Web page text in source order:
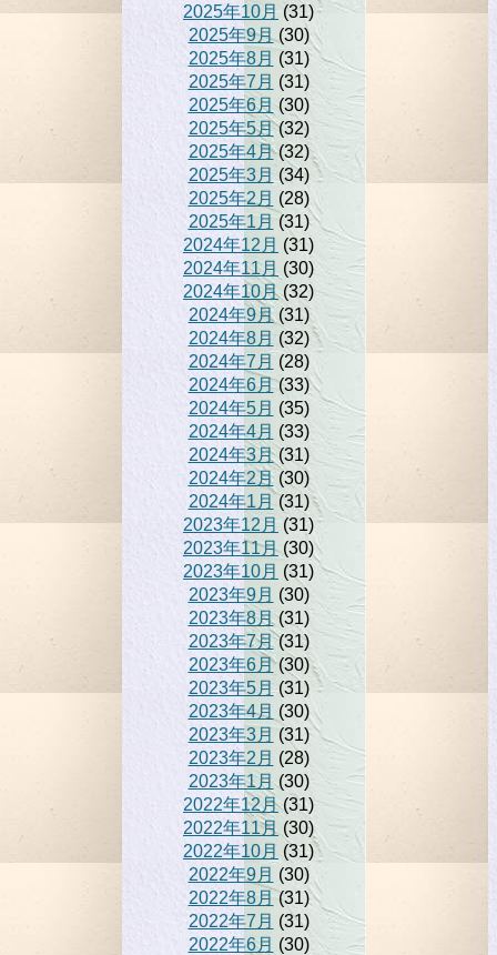
2025年10月 (31)
2025年9月(30)
2025年8月 (31)
2025年7月 (31)
2025年6月 (30)
2025年5月(32)
2025年4月(32)
2025年3月 (34)
2025年2月 (28)
2025年1月 (31)
2024年12月 (31)
2024年11月 (30)
2024年10月(32)
2024年9月(31)
2024年8月 (32)
2024年7月 (28)
2024年6月(33)
2024年5月 (35)
2024年4月 (33)
2024年3月(31)
2024年2月(30)
2024年1月 (31)
2023年12月 (31)
2023年11月 (30)
2023年10月 (31)
2023年9月 (30)
2023年8月(31)
2023年7月(31)
2023年6月(30)
2023年5月(31)
2023年4月 (30)
2023年3月 (31)
2023年2月 (28)
2023年1月 (30)
2022年12月(31)
2022年11月 (30)
2022年10月 (31)
2022年9月 (30)
2022年8月 (31)
2022年7月 (31)
2022年6月 (30)